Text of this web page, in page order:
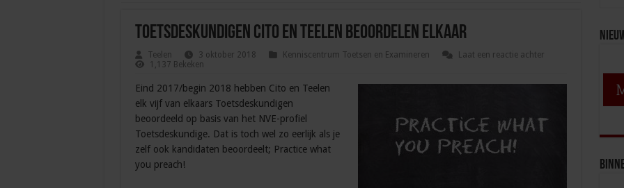
Toetsdeskundigen Cito en Teelen beoordelen elkaar
Teelen 3 oktober 2018 Kenniscentrum Toetsen en Examineren
Laat een reactie achter
1,137 Bekeken
Eind 2017/begin 2018 hebben Cito en Teelen
elk vijf van elkaars Toetsdeskundigen
beoordeeld op basis van het NVE-profiel
Toetsdeskundige. Dat is toch wel zo eerlijk als je
zelf ook kandidaten beoordeelt; Practice what
you preach!